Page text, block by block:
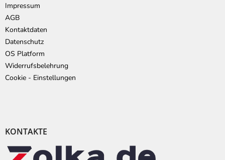
Impressum
AGB
Kontaktdaten
Datenschutz
OS Platform
Widerrufsbelehrung
Cookie - Einstellungen
KONTAKTE